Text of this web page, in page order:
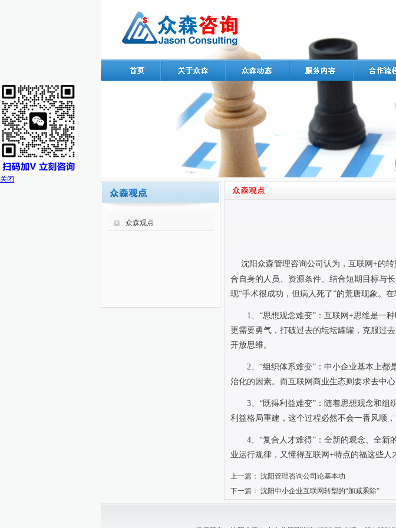
众森观点
沈阳众森管理咨询公司认为，互联网+的
合自身的人员、资源条件、结合短期目标与
现“手术很成功，但病人死了”的荒唐现象。
1 、“思想观念难变”：互联网+思维是一
更需要勇气，打破过去的坛坛罐罐，克服过
开放思维。
2 、“组织体系难变”：中小企业基本上
治化的因素。而互联网商业生态则要求去中
3 、“既得利益难变”：随着思想观念和
利益格局重建，这个过程必然不会一番风顺，
4 、“复合人才难得”：全新的观念、全
业运行规律，又懂得互联网+特点的福这些人
上一篇： 沈阳管理咨询公司论基本功
下一篇： 沈阳中小企业互联网转型的“加减乘除”
关闭